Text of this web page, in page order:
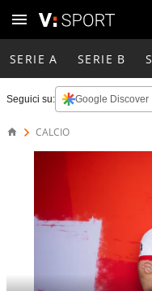
SERIE A SERIE B
Seguici su: Google Discover
CALCIO